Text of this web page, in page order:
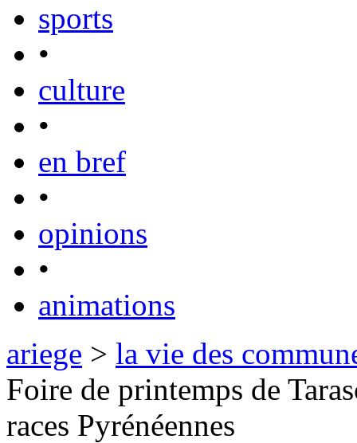
sports
•
culture
•
en bref
•
opinions
•
animations
ariege > la vie des
Foire de printemps de
races Pyrénéennes